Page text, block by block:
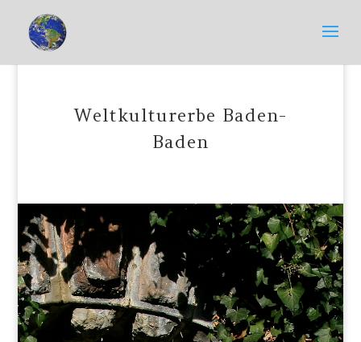
Weltkulturerbe Baden-
Baden